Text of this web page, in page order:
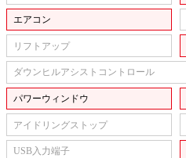
エアコン
リフトアップ
ダウンヒルアシストコントロール
パワーウィンドウ
アイドリングストップ
USB入力端子